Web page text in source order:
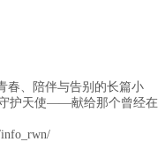
春、陪伴与告别的长篇小
护天使——献给那个曾经在